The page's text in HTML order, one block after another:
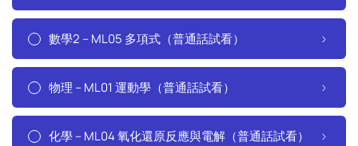
數學2 – ML05 多項式（普通話試看）
物理 – ML01 運動學（普通話試看）
化學 – ML04 氧化還原反應與電解（普通話試看）